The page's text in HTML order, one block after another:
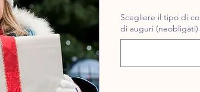
Scegliere il tipo di
di auguri (neobligāti)